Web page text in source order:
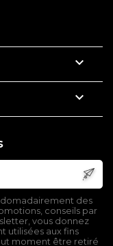


des
conseils par
vous donnez
utilisées aux fins
moment être retiré